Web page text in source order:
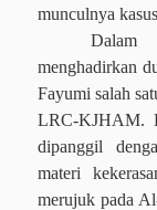
munculnya
Dalam
menghadirkan
Fayumi salah
LRC-KJHAM.
dipanggil
materi
merujuk pada